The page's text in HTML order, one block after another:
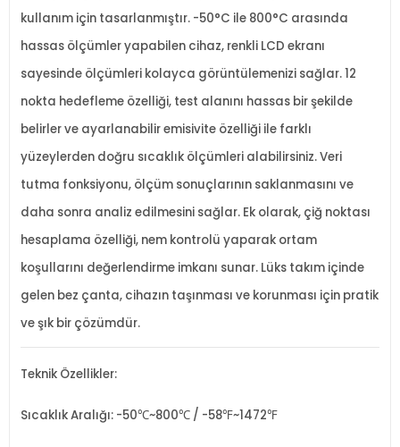
kullanım için tasarlanmıştır. -50°C ile 800°C arasında
hassas ölçümler yapabilen cihaz, renkli LCD ekranı
sayesinde ölçümleri kolayca görüntülemenizi sağlar. 12
nokta hedefleme özelliği, test alanını hassas bir şekilde
belirler ve ayarlanabilir emisivite özelliği ile farklı
yüzeylerden doğru sıcaklık ölçümleri alabilirsiniz. Veri
tutma fonksiyonu, ölçüm sonuçlarının saklanmasını ve
daha sonra analiz edilmesini sağlar. Ek olarak, çiğ noktası
hesaplama özelliği, nem kontrolü yaparak ortam
koşullarını değerlendirme imkanı sunar. Lüks takım içinde
gelen bez çanta, cihazın taşınması ve korunması için pratik
ve şık bir çözümdür.
Teknik Özellikler:
Sıcaklık Aralığı: -50℃~800℃ / -58℉~1472℉